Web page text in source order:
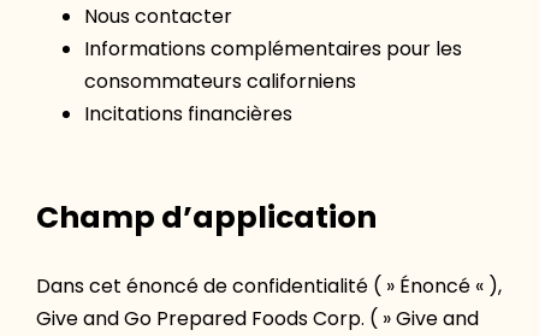
Nous contacter
Informations complémentaires pour les
consommateurs californiens
Incitations financières
Champ d’application
Dans cet énoncé de confidentialité ( » Énoncé « ),
Give and Go Prepared Foods Corp. ( » Give and